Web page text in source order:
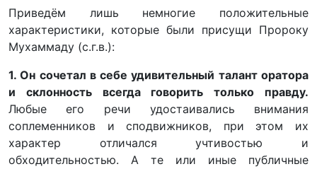
Приведём лишь немногие положительные
характеристики, которые были присущи Пророку
Мухаммаду (с.г.в.):
1. Он сочетал в себе удивительный талант оратора
и склонность всегда говорить только правду.
Любые его речи удостаивались внимания
соплеменников и сподвижников, при этом их
характер отличался учтивостью и
обходительностью. А те или иные публичные